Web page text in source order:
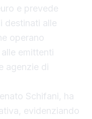
e prevede
destinati alle
operano
emittenti
agenzie di
Schifani, ha
evidenziando